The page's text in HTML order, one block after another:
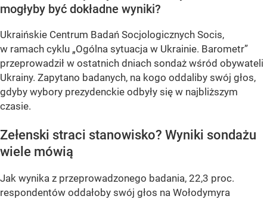
mogłyby być dokładne wyniki?
Ukraińskie Centrum Badań Socjologicznych Socis,
w ramach cyklu „Ogólna sytuacja w Ukrainie. Barometr”
przeprowadził w ostatnich dniach sondaż wśród obywateli
Ukrainy. Zapytano badanych, na kogo oddaliby swój głos,
gdyby wybory prezydenckie odbyły się w najbliższym
czasie.
Zełenski straci stanowisko? Wyniki sondażu
wiele mówią
Jak wynika z przeprowadzonego badania, 22,3 proc.
respondentów oddałoby swój głos na Wołodymyra